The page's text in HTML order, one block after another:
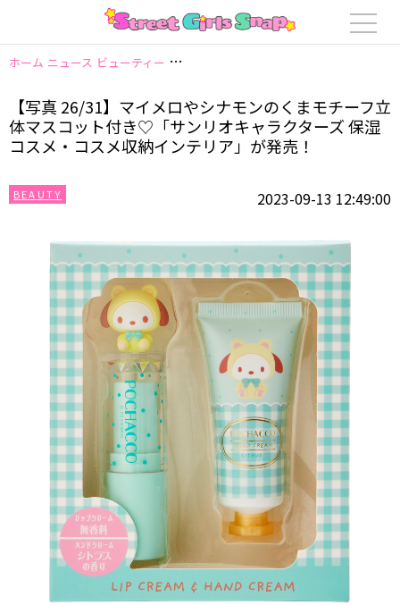
ホーム ニュース ビューティー 【写真 26/31】マイメロやシナモンのくま
【写真 26/31】マイメロやシナモンのくまモチーフ立
体マスコット付き♡「サンリオキャラクターズ 保湿
コスメ・コスメ収納インテリア」が発売！
BEAUTY 2023-09-13 12:49:00